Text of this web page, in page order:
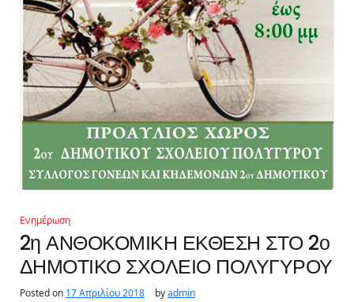
Ενημέρωση
2η ΑΝΘΟΚΟΜΙΚΗ ΕΚΘΕΣΗ ΣΤΟ 2ο
ΔΗΜΟΤΙΚΟ ΣΧΟΛΕΙΟ ΠΟΛΥΓΥΡΟΥ
Posted on 17 Απριλίου 2018 byadmin